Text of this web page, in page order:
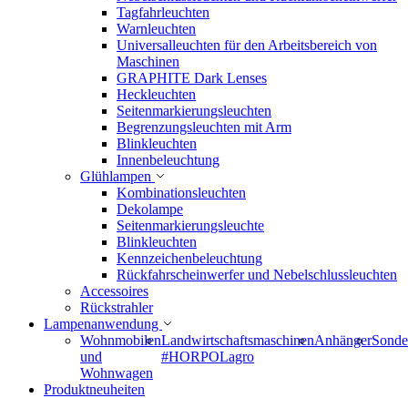
Tagfahrleuchten
Warnleuchten
Universalleuchten für den Arbeitsbereich von
Maschinen
GRAPHITE Dark Lenses
Heckleuchten
Seitenmarkierungsleuchten
Begrenzungsleuchten mit Arm
Blinkleuchten
Innenbeleuchtung
Glühlampen
Kombinationsleuchten
Dekolampe
Seitenmarkierungsleuchte
Blinkleuchten
Kennzeichenbeleuchtung
Rückfahrscheinwerfer und Nebelschlussleuchten
Accessoires
Rückstrahler
Lampenanwendung
Wohnmobilen
und
Wohnwagen
Landwirtschaftsmaschinen
#HORPOLagro
Anhänger
Produktneuheiten